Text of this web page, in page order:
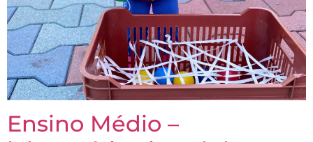
Ensino Médio –